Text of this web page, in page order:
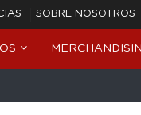
SOBRE NOSOTROS